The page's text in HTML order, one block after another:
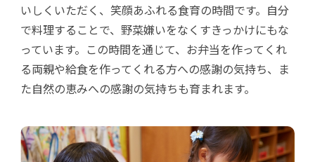
いしくいただく、笑顔あふれる食育の時間です。自分
で料理することで、野菜嫌いをなくすきっかけにもな
っています。この時間を通じて、お弁当を作ってくれ
る両親や給食を作ってくれる方への感謝の気持ち、ま
た自然の恵みへの感謝の気持ちも育まれます。